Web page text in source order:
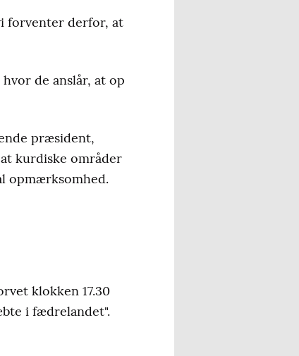
forventer derfor, at
de anslår, at op
præsident,
kurdiske områder
opmærksomhed.
klokken 17.30
i fædrelandet".